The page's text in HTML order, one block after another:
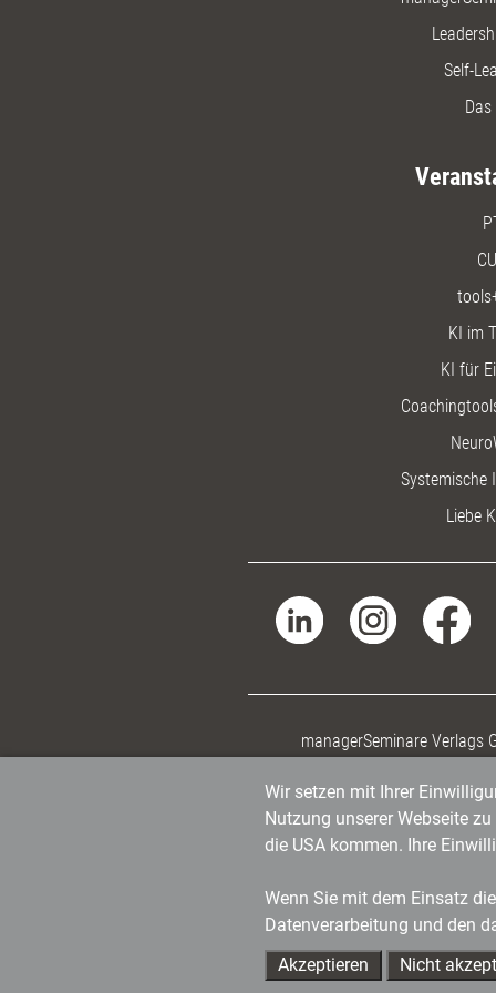
Self-
KI im
KI für
Systemische
Liebe
managerSeminare Verlags
Wir setzen mit Ihrer
Nutzung unserer Webseite
die USA kommen. Ihre
Wenn Sie mit dem Einsatz
Datenverarbeitung und den
Akzeptieren
Nicht